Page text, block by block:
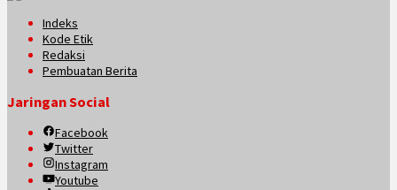
Indeks
Kode Etik
Redaksi
Pembuatan Berita
Jaringan Social
Facebook
Twitter
Instagram
Youtube